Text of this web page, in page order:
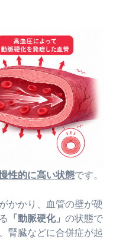
性的に高い状態です。
かかり、血管の壁が硬
「動脈硬化」 の状態で
腎臓などに合併症が起